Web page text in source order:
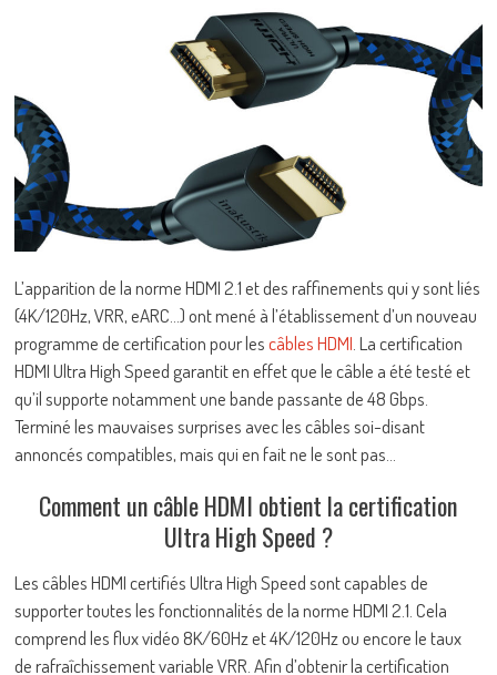
L’apparition de la norme HDMI 2.1 et des raffinements qui y sont liés
(4K/120Hz, VRR, eARC…) ont mené à l’établissement d’un nouveau
programme de certification pour lescâbles HDMI . La certification
HDMI Ultra High Speed garantit en effet que le câble a été testé et
qu’il supporte notamment une bande passante de 48 Gbps.
Terminé les mauvaises surprises avec les câbles soi-disant
annoncés compatibles, mais qui en fait ne le sont pas…
Comment un câble HDMI obtient la certification
Ultra High Speed ?
Les câbles HDMI certifiés Ultra High Speed sont capables de
supporter toutes les fonctionnalités de la norme HDMI 2.1. Cela
comprend les flux vidéo 8K/60Hz et 4K/120Hz ou encore le taux
de rafraîchissement variable VRR. Afin d’obtenir la certification